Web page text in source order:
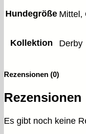
Hundegröße Mittel,
Kollektion Derby
Rezensionen (0)
Rezensionen
Es gibt noch keine